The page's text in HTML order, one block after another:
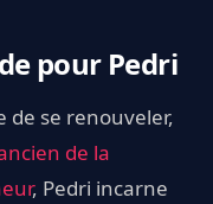
pour Pedri
de se renouveler,
de la
, Pedri incarne